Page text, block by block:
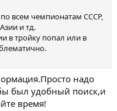
всем чемпионатам СССР,
и тд.
в тройку попал или в
надо
был удобный поиск,и
время!